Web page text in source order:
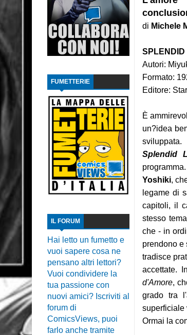
Intervista: Francesco Vacca
Recensione: Y, l'ultimo uomo 2
Recensione: Y, l'ultimo uomo 1
Focus: Il Phantom di Paul Ryan
Recensione: Something is
Focus: Il Phantom di Sy Barry
Recensione: Jazz Maynard 1
Recensione: Matana 3
FUMETTERIE
IL FORUM
Hai letto un fumetto e
vuoi sapere cosa ne
pensano altri lettori?
Vuoi condividere la
tua passione con
nuovi amici? Iscriviti al
forum di
ComicsViews, puoi
farlo anche tramite
di Michele
SPLENDID
Autori:
Formato:
Editore:
È
un?idea
Splendid
Yoshiki,
legame di
capitoli, il
stesso
che - in
prendono e
tradisce
accettate.
d'Amore,
grado tra
superficiale
Ormai la